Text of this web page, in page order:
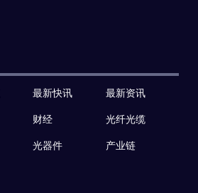
最新快讯 最新资讯
财经 光纤光缆
光器件 产业链